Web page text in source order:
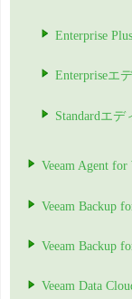
Enterprise
Enterpriseエ
Standardエデ
Veeam Agent
Veeam Backup
Veeam Backup
Veeam Data